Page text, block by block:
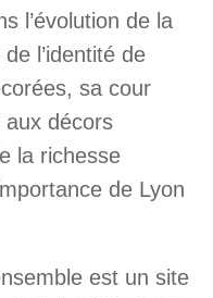
l’évolution de la
l’identité de
sa cour
aux décors
la richesse
de Lyon
est un site